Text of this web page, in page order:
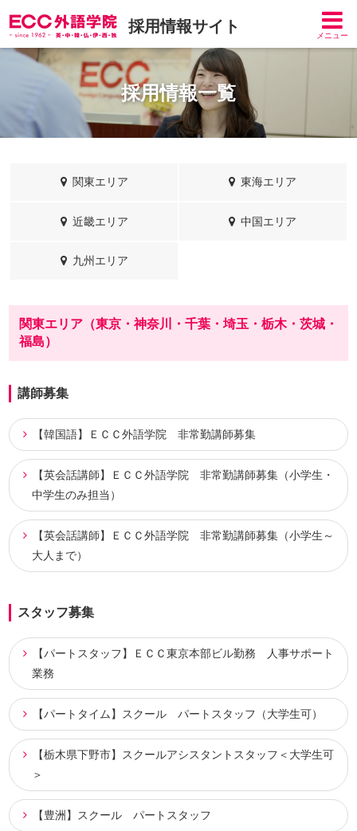
採用情報サイト
メニュー
採用情報一覧
関東エリア 東海エリア
近畿エリア 中国エリア
九州エリア
関東エリア（東京・神奈川・千葉・埼玉・栃木・茨城・
福島）
講師募集
【韓国語】ＥＣＣ外語学院 非常勤講師募集
【英会話講師】ＥＣＣ外語学院 非常勤講師募集（小学生・
中学生のみ担当）
【英会話講師】ＥＣＣ外語学院 非常勤講師募集（小学生～
大人まで）
スタッフ募集
【パートスタッフ】ＥＣＣ東京本部ビル勤務 人事サポート
業務
【パートタイム】スクール パートスタッフ（大学生可）
【栃木県下野市】スクールアシスタントスタッフ＜大学生可
＞
【豊洲】スクール パートスタッフ